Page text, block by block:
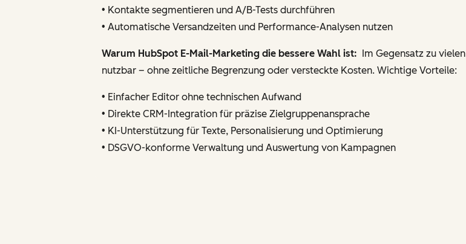
• Kontakte segmentieren und A/B-Tests durchführen
• Automatische Versandzeiten und Performance-Analysen nutzen
Warum HubSpot E-Mail-Marketing die bessere Wahl ist:
Im Gegensatz zu
nutzbar – ohne zeitliche Begrenzung oder versteckte Kosten. Wichtige Vorteile:
• Einfacher Editor ohne technischen Aufwand
• Direkte CRM-Integration für präzise Zielgruppenansprache
• KI-Unterstützung für Texte, Personalisierung und Optimierung
• DSGVO-konforme Verwaltung und Auswertung von Kampagnen